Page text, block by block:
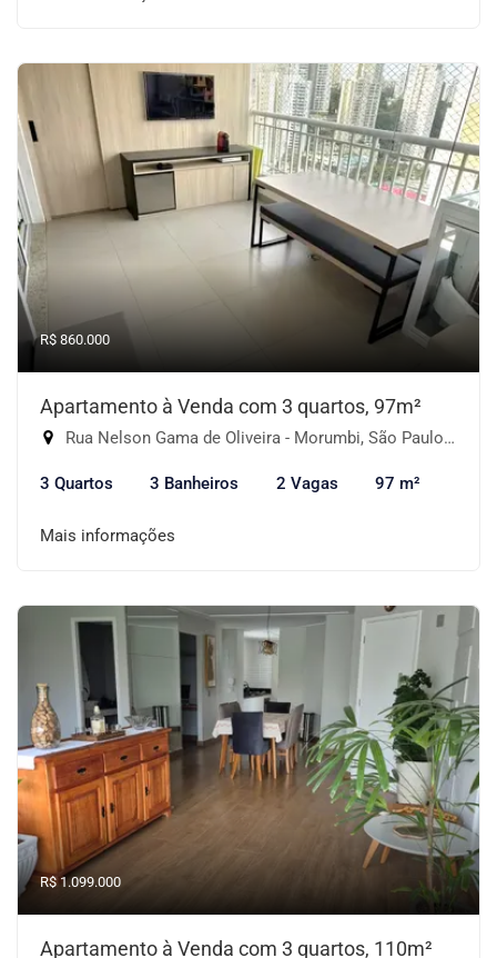
R$ 860.000
Apartamento à Venda com 3 quartos, 97m²
Rua Nelson Gama de Oliveira - Morumbi, São Paulo-SP
3 Quartos 3 Banheiros 2 Vagas 97 m²
Mais informações
R$ 1.099.000
Apartamento à Venda com 3 quartos, 110m²